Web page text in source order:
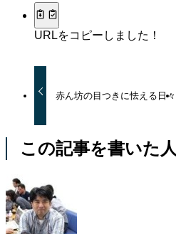
URLをコピーしました！
赤ん坊の目つきに怯える日々
この記事を書いた人